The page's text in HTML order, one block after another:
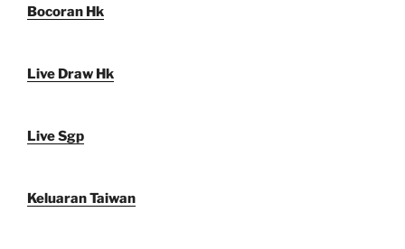
Bocoran Hk
Live Draw Hk
Live Sgp
Keluaran Taiwan